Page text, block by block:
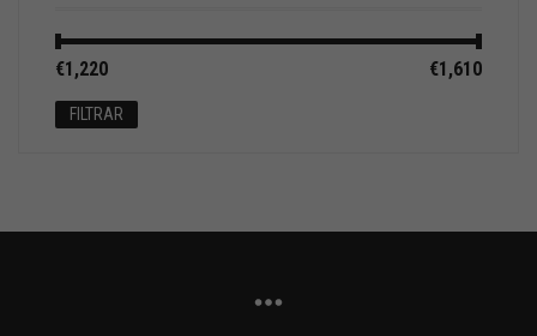
Precio
Precio
FILTRAR
€1,220 €1,610